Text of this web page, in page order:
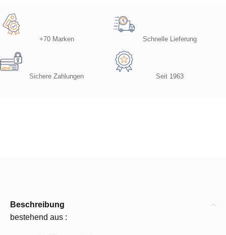
+70 Marken Schnelle Lieferung
Sichere Zahlungen Seit 1963
Beschreibung
bestehend aus :